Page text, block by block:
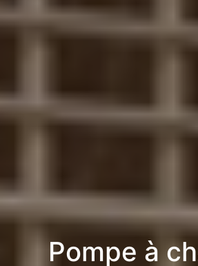
Pompe à